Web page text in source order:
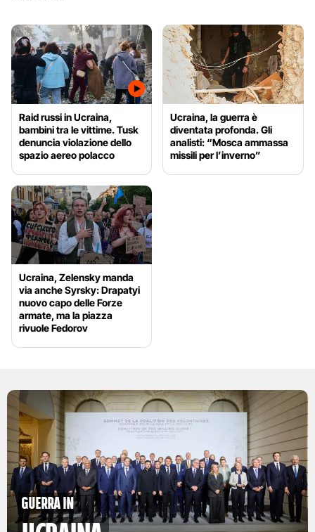
Raid russi in Ucraina,
bambini tra le vittime. Tusk
denuncia violazione dello
spazio aereo polacco
Ucraina, la guerra è
diventata profonda. Gli
analisti: “Mosca ammassa
missili per l’inverno”
Ucraina, Zelensky manda
via anche Syrsky: Drapatyi
nuovo capo delle Forze
armate, ma la piazza
rivuole Fedorov
Guerra in